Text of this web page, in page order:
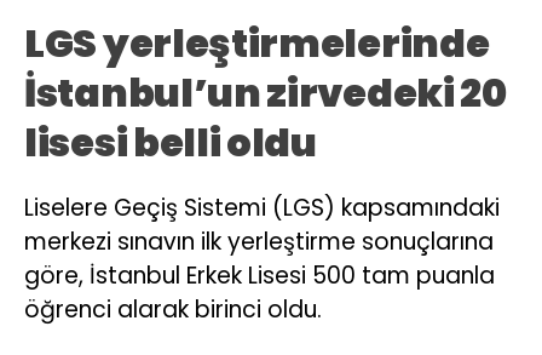
LGS yerleştirmelerinde
İstanbul’un zirvedeki 20
lisesi belli oldu
Liselere Geçiş Sistemi (LGS) kapsamındaki
merkezi sınavın ilk yerleştirme sonuçlarına
göre, İstanbul Erkek Lisesi 500 tam puanla
öğrenci alarak birinci oldu.